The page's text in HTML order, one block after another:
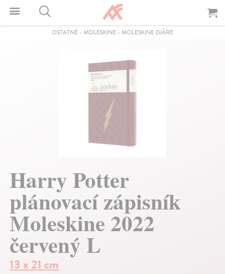
OSTATNÉ - MOLESKINE - MOLESKINE DIÁRE
Harry Potter
plánovací zápisník
Moleskine 2022
červený L
13 x 21 cm